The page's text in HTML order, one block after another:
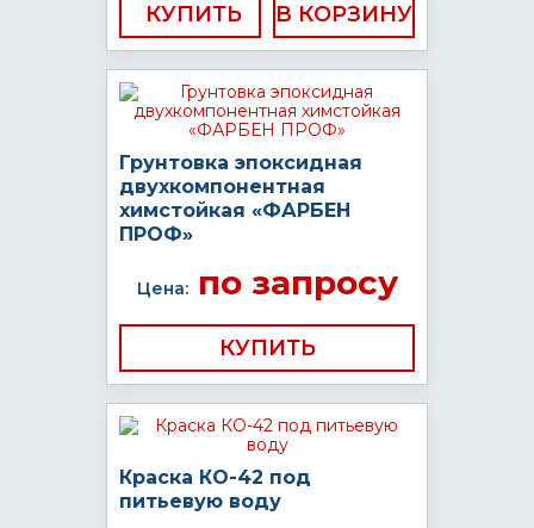
КУПИТЬ
Грунтовка эпоксидная
двухкомпонентная
химстойкая «ФАРБЕН
ПРОФ»
Цена:по запросу
КУПИТЬ
Краска КО-42 под
питьевую воду